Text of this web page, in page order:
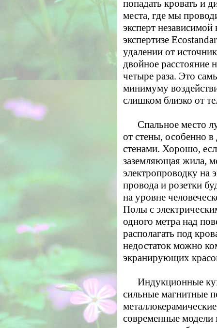
попадать кровать и
места, где мы
эксперт
экспертизе
удалении от
двойное расстояние
четыре раза. Это
минимуму
слишком близко от
Спальное место
от стены, особенно
стенами. Хорошо,
заземляющая жила,
электропроводку на
провода и розетки
на уровне
Полы с
одного метра над
располагать под
недостаток можно
экранирующих
Индукционные
сильные магнитные
современные